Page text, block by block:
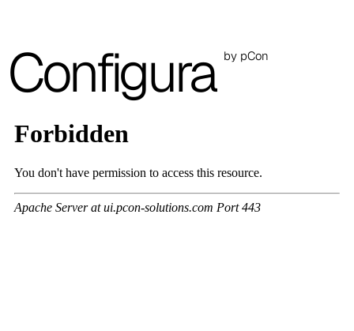
A 3BE
A 3GR
A 3BL
Skill/Secret (Cat. C - Similpelle)
Configura by pCon